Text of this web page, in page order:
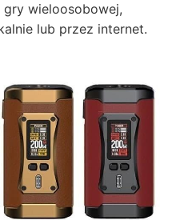
wieloosobowej,
lub przez internet.